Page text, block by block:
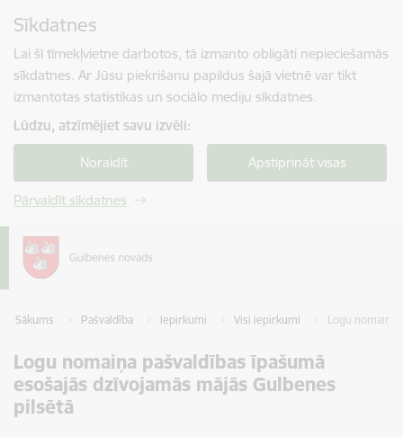
Sīkdatnes
Lai šī tīmekļvietne darbotos, tā izmanto obligāti nepieciešamās
sīkdatnes. Ar Jūsu piekrišanu papildus šajā vietnē var tikt
izmantotas statistikas un sociālo mediju sīkdatnes.
Lūdzu, atzīmējiet savu izvēli:
Noraidīt Apstiprināt visas
Pārvaldīt sīkdatnes
Sākums Pašvaldība Iepirkumi Visi iepirkumi Logu nomaiņa
Logu nomaiņa pašvaldības īpašumā
esošajās dzīvojamās mājās Gulbenes
pilsētā